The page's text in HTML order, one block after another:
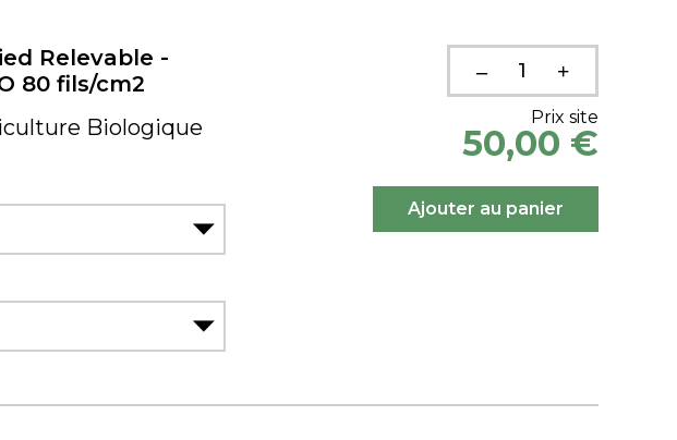
Relevable -
80 fils/cm2
Biologique
Prix site
50,00 €